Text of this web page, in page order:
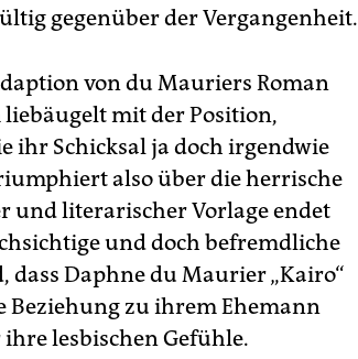
gegenüber der Vergangenheit.
von du Mauriers Roman
mit der Position,
ihr Schicksal ja doch irgendwie
also über die herrische
und literarischer Vorlage endet
und doch befremdliche
Daphne du Maurier „Kairo“
Beziehung zu ihrem Ehemann
ihre lesbischen Gefühle.